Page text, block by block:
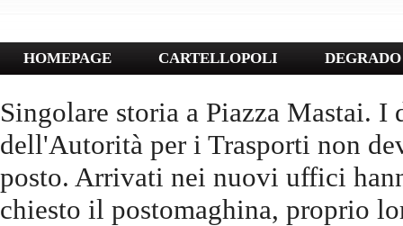
HOMEPAGE CARTELLOPOLI
Singolare storia a Piazza Mastai. I
dell'Autorità per i Trasporti non
posto. Arrivati nei nuovi uffici
chiesto il postomaghina, proprio